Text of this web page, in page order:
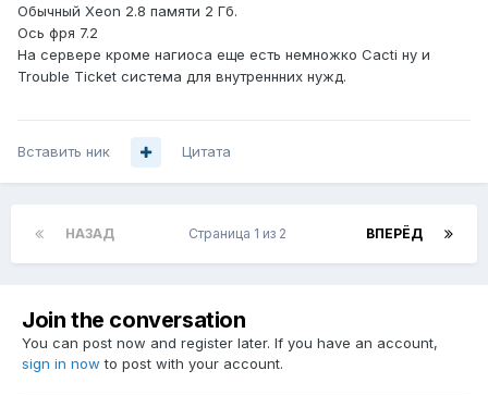
Обычный Xeon 2.8 памяти 2 Гб.
Ось фря 7.2
На сервере кроме нагиоса еще есть немножко Cacti ну и
Trouble Ticket система для внутреннних нужд.
Вставить ник Цитата
НАЗАД ВПЕРЁД
Страница 1 из 2
Join the conversation
You can post now and register later. If you have an account,
sign in now to post with your account.